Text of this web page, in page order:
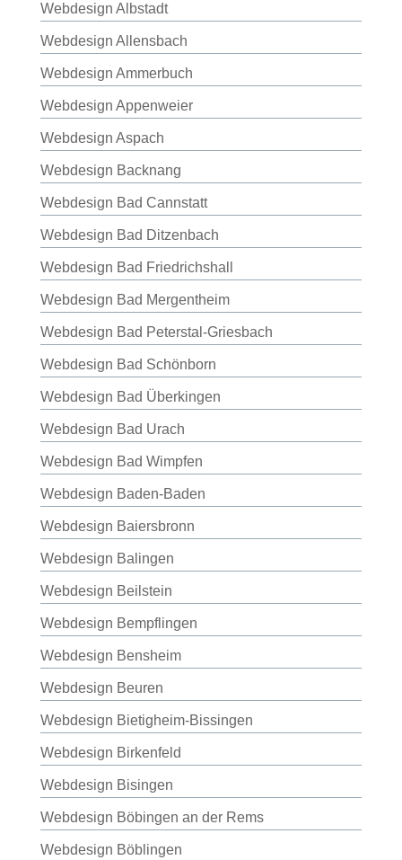
Webdesign Albstadt
Webdesign Allensbach
Webdesign Ammerbuch
Webdesign Appenweier
Webdesign Aspach
Webdesign Backnang
Webdesign Bad Cannstatt
Webdesign Bad Ditzenbach
Webdesign Bad Friedrichshall
Webdesign Bad Mergentheim
Webdesign Bad Peterstal-Griesbach
Webdesign Bad Schönborn
Webdesign Bad Überkingen
Webdesign Bad Urach
Webdesign Bad Wimpfen
Webdesign Baden-Baden
Webdesign Baiersbronn
Webdesign Balingen
Webdesign Beilstein
Webdesign Bempflingen
Webdesign Bensheim
Webdesign Beuren
Webdesign Bietigheim-Bissingen
Webdesign Birkenfeld
Webdesign Bisingen
Webdesign Böbingen an der Rems
Webdesign Böblingen